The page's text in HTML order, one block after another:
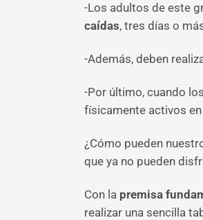
-Los adultos de este
caídas, tres días o
-Además, deben
-Por último, cuando
físicamente activos
¿Cómo pueden
que ya no pueden
Con la premisa
realizar una sencilla